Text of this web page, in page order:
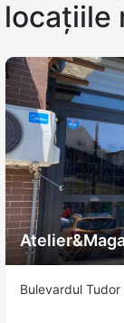
locațiile
Bulevardul